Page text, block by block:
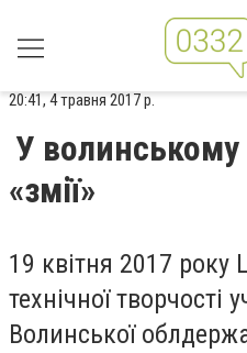
20:41, 4 травня 2017 р.
У волинському
«змії»
19 квітня 2017 року
технічної творчості
Волинської